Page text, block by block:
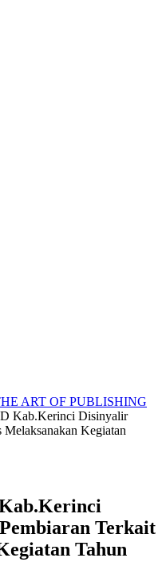
ART OF PUBLISHING
Kab.Kerinci Disinyalir
Kegiatan
Terkait
Tahun